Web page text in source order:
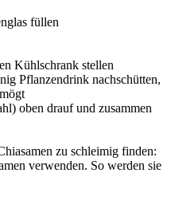
füllen⁣⁣
Kühlschrank stellen⁣⁣
Pflanzendrink nachschütten,
oben drauf und zusammen
zu schleimig finden:
verwenden. So werden sie